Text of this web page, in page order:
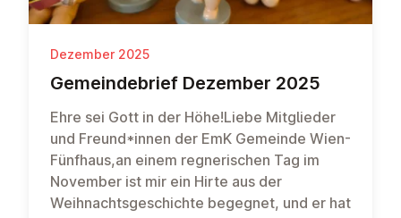
Dezember 2025
Ge­mein­de­brief Dezember 2025
Ehre sei Gott in der Höhe!Liebe Mitglieder
und Freund*innen der EmK Gemeinde Wien-
Fünfhaus,an einem regnerischen Tag im
November ist mir ein Hirte aus der
Weihnachtsgeschichte begegnet, und er hat